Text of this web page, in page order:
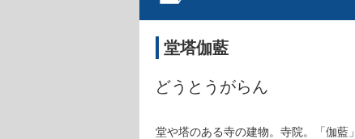
堂塔伽藍
どうとうがらん
堂や塔のある寺の建物。寺院。「伽藍